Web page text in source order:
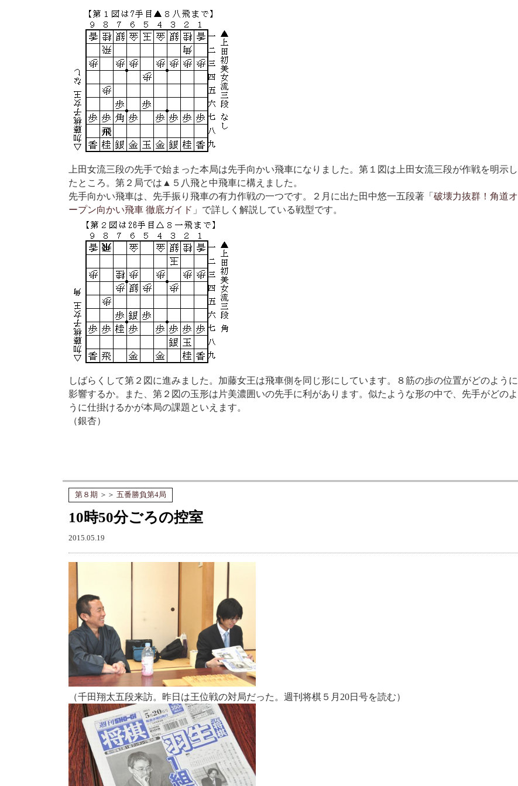
上田女流三段の先手で始まった本局は先手向かい飛車になりました。第１図は上田女流三段が作戦を明示し
たところ。第２局では▲５八飛と中飛車に構えました。
先手向かい飛車は、先手振り飛車の有力作戦の一つです。２月に出た田中悠一五段著「 破壊力抜群！角道オ
ープン向かい飛車 徹底ガイド 」で詳しく解説している戦型です。
しばらくして第２図に進みました。加藤女王は飛車側を同じ形にしています。８筋の歩の位置がどのように
影響するか。また、第２図の玉形は片美濃囲いの先手に利があります。似たような形の中で、先手がどのよ
うに仕掛けるかが本局の課題といえます。
（銀杏）
第８期 ＞＞ 五番勝負第4局
10時50分ごろの控室
2015.05.19
（千田翔太五段来訪。昨日は王位戦の対局だった。週刊将棋５月20日号を読む）